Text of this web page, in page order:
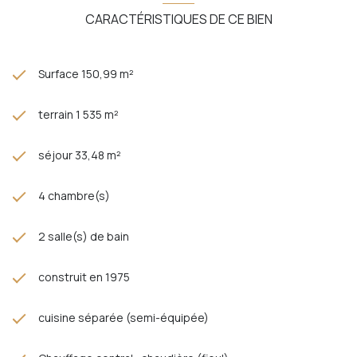
CARACTÉRISTIQUES DE CE BIEN
Surface 150,99 m²
terrain 1 535 m²
séjour 33,48 m²
4 chambre(s)
2 salle(s) de bain
construit en 1975
cuisine séparée (semi-équipée)